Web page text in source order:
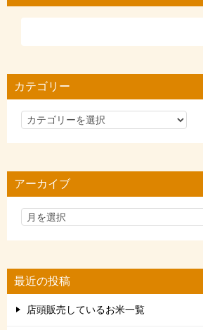
カテゴリー
カ
リ
アーカイブ
最近の投稿
店頭販売しているお米一覧